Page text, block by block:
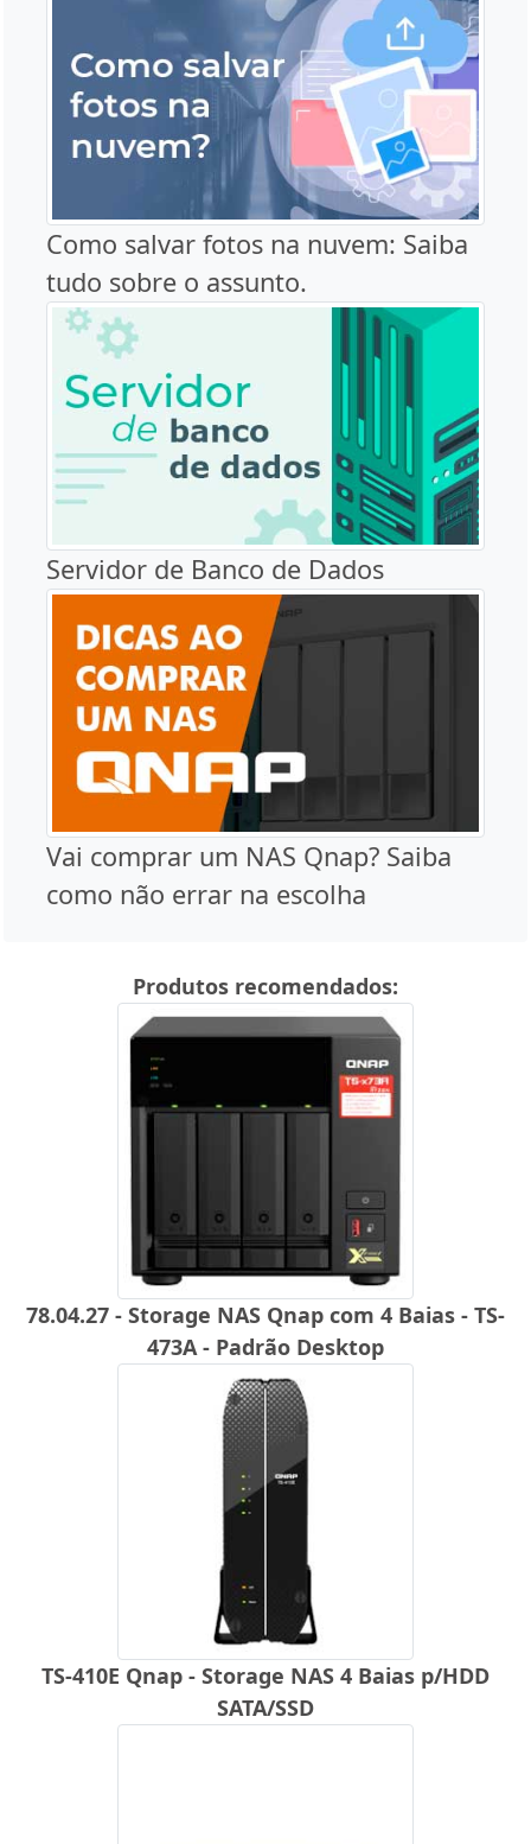
Como salvar fotos na nuvem: Saiba
tudo sobre o assunto.
Servidor de Banco de Dados
Vai comprar um NAS Qnap? Saiba
como não errar na escolha
Produtos recomendados:
78.04.27 - Storage NAS Qnap com 4 Baias - TS-
473A - Padrão Desktop
TS-410E Qnap - Storage NAS 4 Baias p/HDD
SATA/SSD